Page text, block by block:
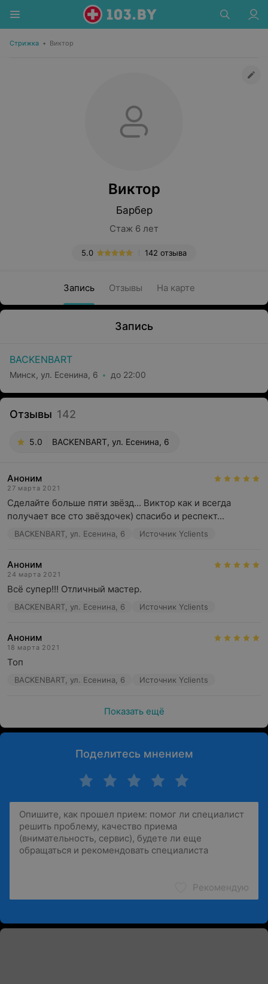
Стрижка • Виктор
Виктор
Барбер
Стаж 6 лет
142 отзыва
5.0
Запись Отзывы На карте
Запись
BACKENBART
Минск, ул. Есенина, 6 до 22:00
Отзывы 142
5.0 BACKENBART, ул. Есенина, 6
Аноним
27 марта 2021
Сделайте больше пяти звёзд... Виктор как и всегда
получает все сто звёздочек) спасибо и респект...
BACKENBART, ул. Есенина, 6 Источник Yclients
Аноним
24 марта 2021
Всё супер!!! Отличный мастер.
BACKENBART, ул. Есенина, 6 Источник Yclients
Аноним
18 марта 2021
Топ
BACKENBART, ул. Есенина, 6 Источник Yclients
Показать ещё
Поделитесь мнением
Рекомендую